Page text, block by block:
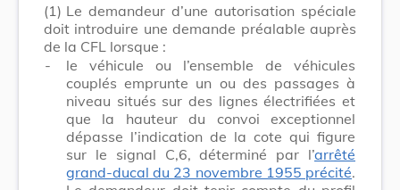
(1) Le demandeur d’une autorisation spéciale
doit introduire une demande préalable auprès
de la CFL lorsque :
-
le véhicule ou l’ensemble de véhicules
couplés emprunte un ou des passages à
niveau situés sur des lignes électrifiées et
que la hauteur du convoi exceptionnel
dépasse l’indication de la cote qui figure
sur le signal C,6, déterminé par l’arrêté
grand-ducal du 23 novembre 1955 précité.